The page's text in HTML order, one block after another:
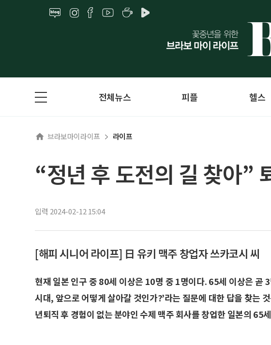
전체뉴스 피플 헬스
브라보마이라이프 라이프
“정년 후 도전의 길 찾아”
입력 2024-02-12 15:04
[해피 시니어 라이프] 日 유키 맥주 창업자 쓰카코시 씨
현재 일본 인구 중 80세 이상은 10명 중 1명이다. 65세 이상은 곧
시대, 앞으로 어떻게 살아갈 것인가?’라는 질문에 대한 답을 찾는
년퇴직 후 경험이 없는 분야인 수제 맥주 회사를 창업한 일본의 65